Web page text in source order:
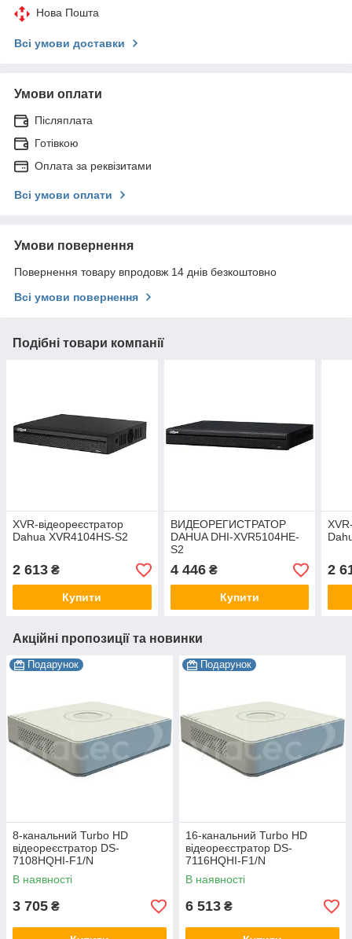
Нова Пошта
Всі умови доставки
Умови оплати
Післяплата
Готівкою
Оплата за реквізитами
Всі умови оплати
Умови повернення
Повернення товару впродовж 14 днів безкоштовно
Всі умови повернення
Подібні товари компанії
XVR-відеореєстратор
Dahua XVR4104HS-S2
2 613 ₴
Купити
ВИДЕОРЕГИСТРАТОР
DAHUA DHI-XVR5104HE-
S2
4 446₴
Купити
2
Акційні пропозиції та новинки
Подарунок
8-канальний Turbo HD
відеореєстратор DS-
7108HQHI-F1/N
В наявності
3 705 ₴
Подарунок
16-канальний Turbo HD
відеореєстратор DS-
7116HQHI-F1/N
В наявності
6 513 ₴